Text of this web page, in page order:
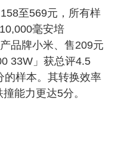
至569元，所有样
毫安培
品牌小米、售209元
33W」获总评4.5
的样本。其转换效率
能力更达5分。